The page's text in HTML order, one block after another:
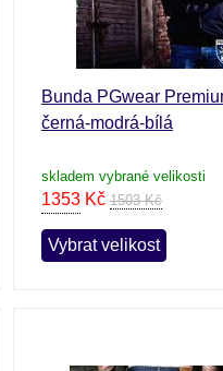
Bunda PGwear
černá-modrá-bílá
skladem vybrané velikosti
1353Kč 1503 Kč
Vybrat velikost